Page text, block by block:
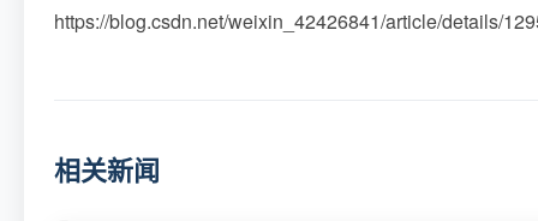
https://blog.csdn.net/weixin_42426841/article/details/
相关新闻